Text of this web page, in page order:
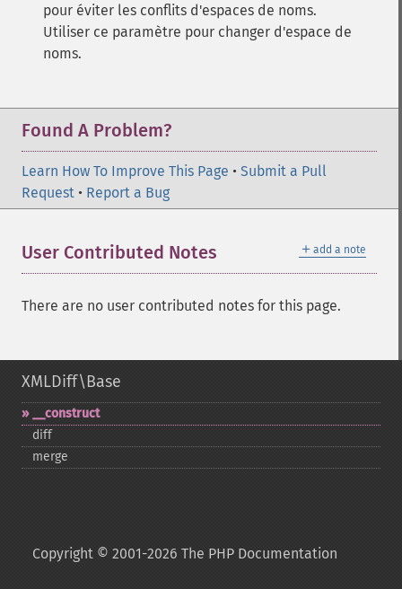
pour éviter les conflits d'espaces de noms.
Utiliser ce paramètre pour changer d'espace de
noms.
Found A Problem?
Learn How To Improve This Page • Submit a Pull
Request • Report a Bug
＋ add a note
User Contributed Notes
There are no user contributed notes for this page.
XMLDiff\Base
_​_​construct
diff
merge
Copyright © 2001-2026 The PHP Documentation